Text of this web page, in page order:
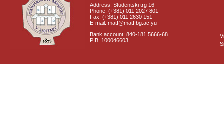
Address: Studentski trg 16
Phone: (+381) 011 2027 801
Fax: (+381) 011 2630 151
E-mail: matf@matf.bg.ac.yu
Bank account: 840-181 5666-68
PIB: 100046603